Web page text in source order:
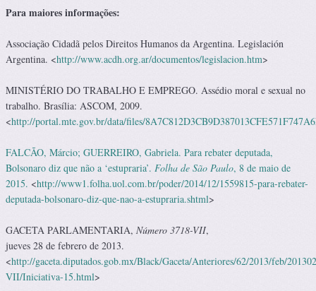
Para maiores informações:
Associação Cidadã pelos Direitos Humanos da Argentina. Legislación
Argentina. <http://www.acdh.org.ar/documentos/legislacion.htm>
MINISTÉRIO DO TRABALHO E EMPREGO. Assédio moral e sexual no
trabalho. Brasília: ASCOM, 2009.
<http://portal.mte.gov.br/data/files/
FALCÃO, Márcio; GUERREIRO, Gabriela. Para rebater deputada,
Bolsonaro diz que não a ‘estupraria’. Folha de São Paulo, 8 de maio de
2015. <http://www1.folha.uol.com.br/poder/2014/12/1559815-para-rebater-
deputada-bolsonaro-diz-que-nao-a-estupraria.shtml>
GACETA PARLAMENTARIA, Número 3718-VII,
jueves 28 de febrero de 2013.
<http://gaceta.diputados.gob.mx/Black/Gaceta/Anteriores/62/2013/feb/
VII/Iniciativa-15.html>